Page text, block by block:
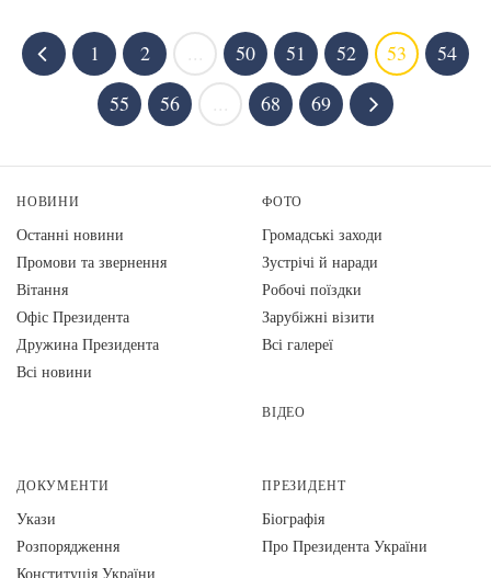
1 2 50 51 52 53
54
55
56 68 69
НОВИНИ
Останні новини
Промови та звернення
Вiтання
Офіс Президента
Дружина Президента
Всі новини
ФОТО
Громадські заходи
Зустрічі й наради
Робочі поїздки
Зарубіжні візити
Всі галереї
ВІДЕО
ДОКУМЕНТИ
Укази
Розпорядження
Конституція України
ПРЕЗИДЕНТ
Біографія
Про Президента України